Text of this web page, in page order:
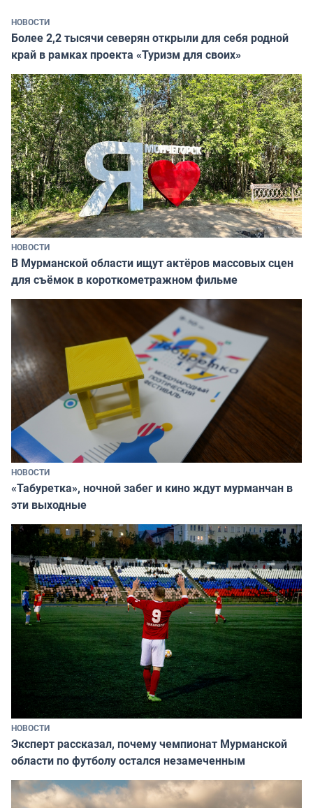
НОВОСТИ
Более 2,2 тысячи северян открыли для себя родной
край в рамках проекта «Туризм для своих»
НОВОСТИ
В Мурманской области ищут актёров массовых сцен
для съёмок в короткометражном фильме
НОВОСТИ
«Табуретка», ночной забег и кино ждут мурманчан в
эти выходные
НОВОСТИ
Эксперт рассказал, почему чемпионат Мурманской
области по футболу остался незамеченным